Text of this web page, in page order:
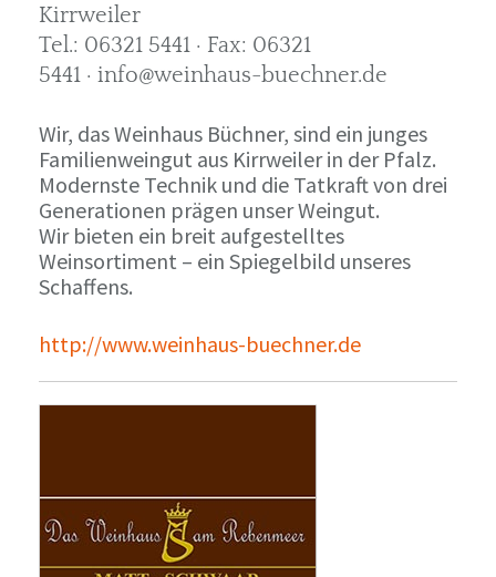
Kirrweiler
Tel.: 06321 5441 · Fax: 06321
5441 · info@weinhaus-buechner.de
Wir, das Weinhaus Büchner, sind ein junges
Familienweingut aus Kirrweiler in der Pfalz.
Modernste Technik und die Tatkraft von drei
Generationen prägen unser Weingut.
Wir bieten ein breit aufgestelltes
Weinsortiment – ein Spiegelbild unseres
Schaffens.
http://www.weinhaus-buechner.de